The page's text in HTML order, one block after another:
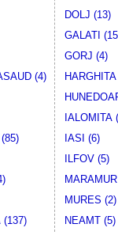
(4)
(137)
DOLJ (13)
GALATI
GORJ (4)
IALOMITA
IASI (6)
ILFOV (5)
MURES (2)
NEAMT (5)